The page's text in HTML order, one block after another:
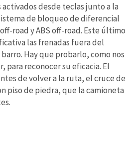
desde teclas junto a la
de bloqueo de diferencial
road y ABS off-road. Este último
las frenadas fuera del
Hay que probarlo, como nos
reconocer su eficacia. El
de volver a la ruta, el cruce de
piso de piedra, que la camioneta